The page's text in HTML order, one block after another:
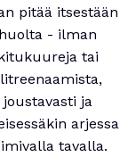
pitää itsestään
huolta - ilman
tai
joustavasti ja
arjessa
tavalla.